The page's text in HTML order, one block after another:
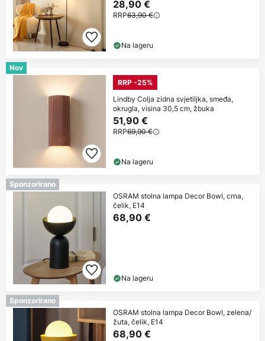
28,90 €
RRP63,90 €
Na lageru
Nov
RRP -25%
Lindby Colja zidna svjetiljka, smeđa,
okrugla, visina 30,5 cm, žbuka
51,90 €
RRP69,90 €
Na lageru
Sponzorirano
OSRAM stolna lampa Decor Bowl, crna,
čelik, E14
68,90 €
Na lageru
Sponzorirano
OSRAM stolna lampa Decor Bowl, zelena/
žuta, čelik, E14
68,90 €